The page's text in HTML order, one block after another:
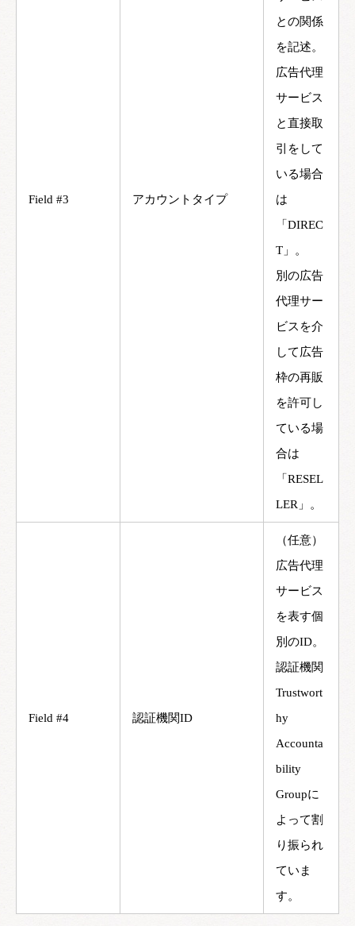
Field #3 アカウントタイプ
との関係
を記述。
広告代理
サービス
と直接取
引をして
いる場合
は
「DIREC
T」。
別の広告
代理サー
ビスを介
して広告
枠の再販
を許可し
ている場
合は
「RESEL
LER」。
Field #4 認証機関ID
（任意）
広告代理
サービス
を表す個
別のID。
認証機関
Trustwort
hy
Accounta
bility
Groupに
よって割
り振られ
ていま
す。